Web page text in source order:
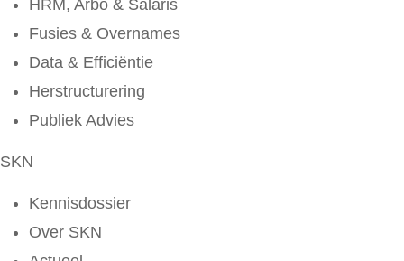
HRM, Arbo & Salaris
Fusies & Overnames
Data & Efficiëntie
Herstructurering
Publiek Advies
SKN
Kennisdossier
Over SKN